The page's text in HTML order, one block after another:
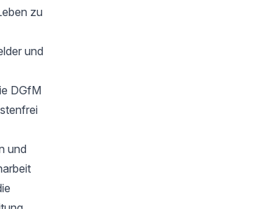
zu
und
DGfM
und